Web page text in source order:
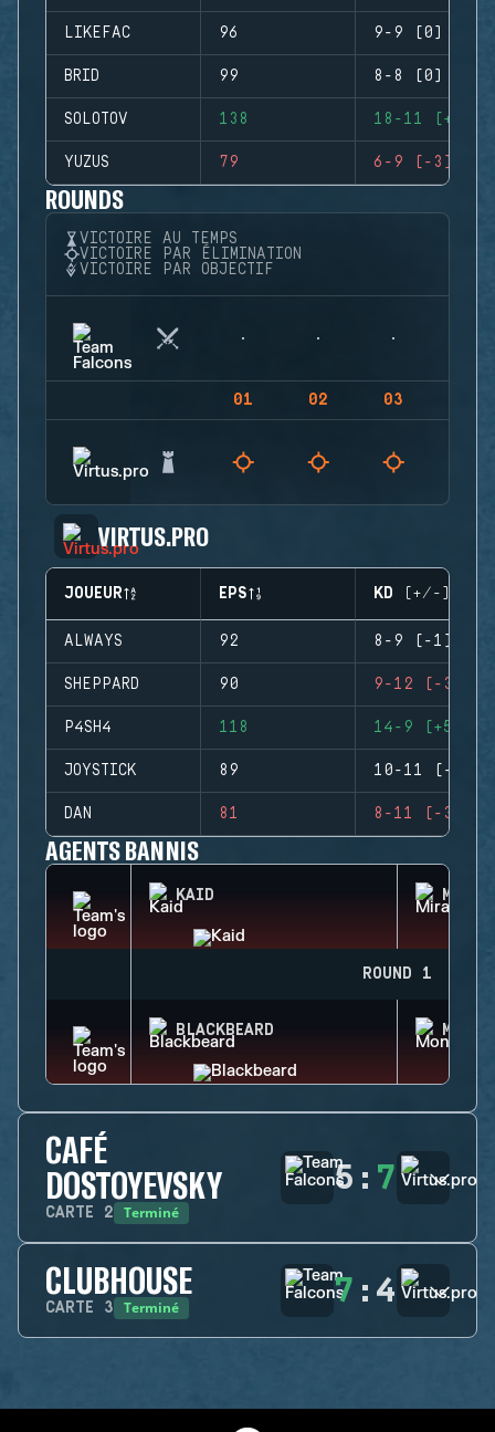
LIKEFAC 96 9-9 (0)
BRID 99 8-8 (0)
SOLOTOV 138 18-11 (+7)
YUZUS 79 6-9 (-3)
ROUNDS
VICTOIRE AU TEMPS
VICTOIRE PAR ÉLIMINATION
VICTOIRE PAR OBJECTIF
01 02 03
VIRTUS.PRO
JOUEUR EPS KD (+/-)
ALWAYS 92 8-9 (-1)
SHEPPARD 90 9-12 (-3)
P4SH4 118 14-9 (+5)
JOYSTICK 89 10-11 (-1)
DAN 81 8-11 (-3)
AGENTS BANNIS
KAID MIRA
ROUND 1
BLACKBEARD
CAFÉ
DOSTOYEVSKY
CARTE 2 Terminé
5 : 7
CLUBHOUSE
CARTE 3 Terminé 7 : 4